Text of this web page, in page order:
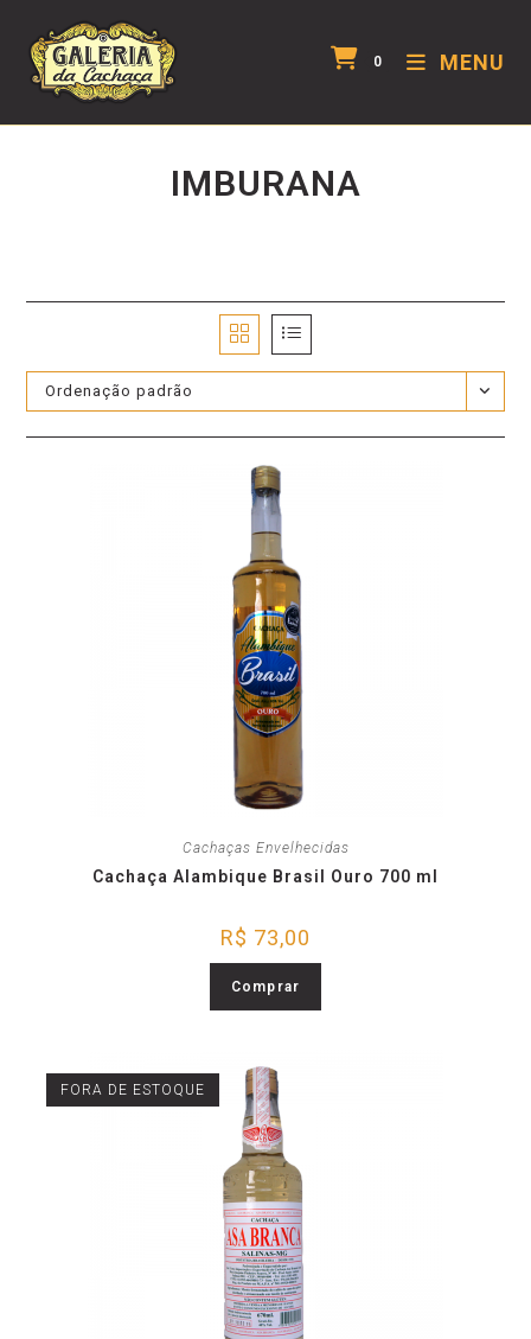
0 MENU
IMBURANA
Ordenação padrão
Cachaças Envelhecidas
Cachaça Alambique Brasil Ouro 700 ml
R$ 73,00
Comprar
FORA DE ESTOQUE